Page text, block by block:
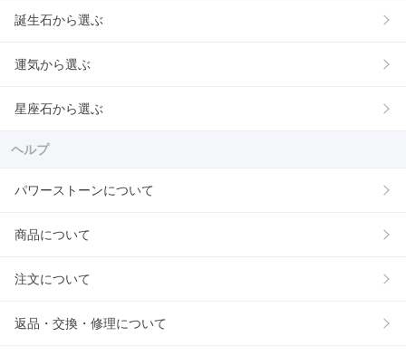
誕生石から選ぶ
運気から選ぶ
星座石から選ぶ
ヘルプ
パワーストーンについて
商品について
注文について
返品・交換・修理について